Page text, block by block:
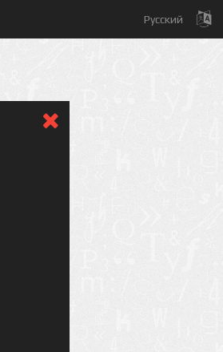
Русский